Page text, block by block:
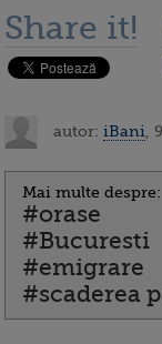
Share it!
autor: iBani ,
Mai multe despre:
#orase
#Bucuresti
#emigrare
#scaderea